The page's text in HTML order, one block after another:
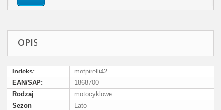
OPIS
Indeks:
motpirelli42
EAN/SAP:
1868700
Rodzaj
motocyklowe
Sezon
Lato